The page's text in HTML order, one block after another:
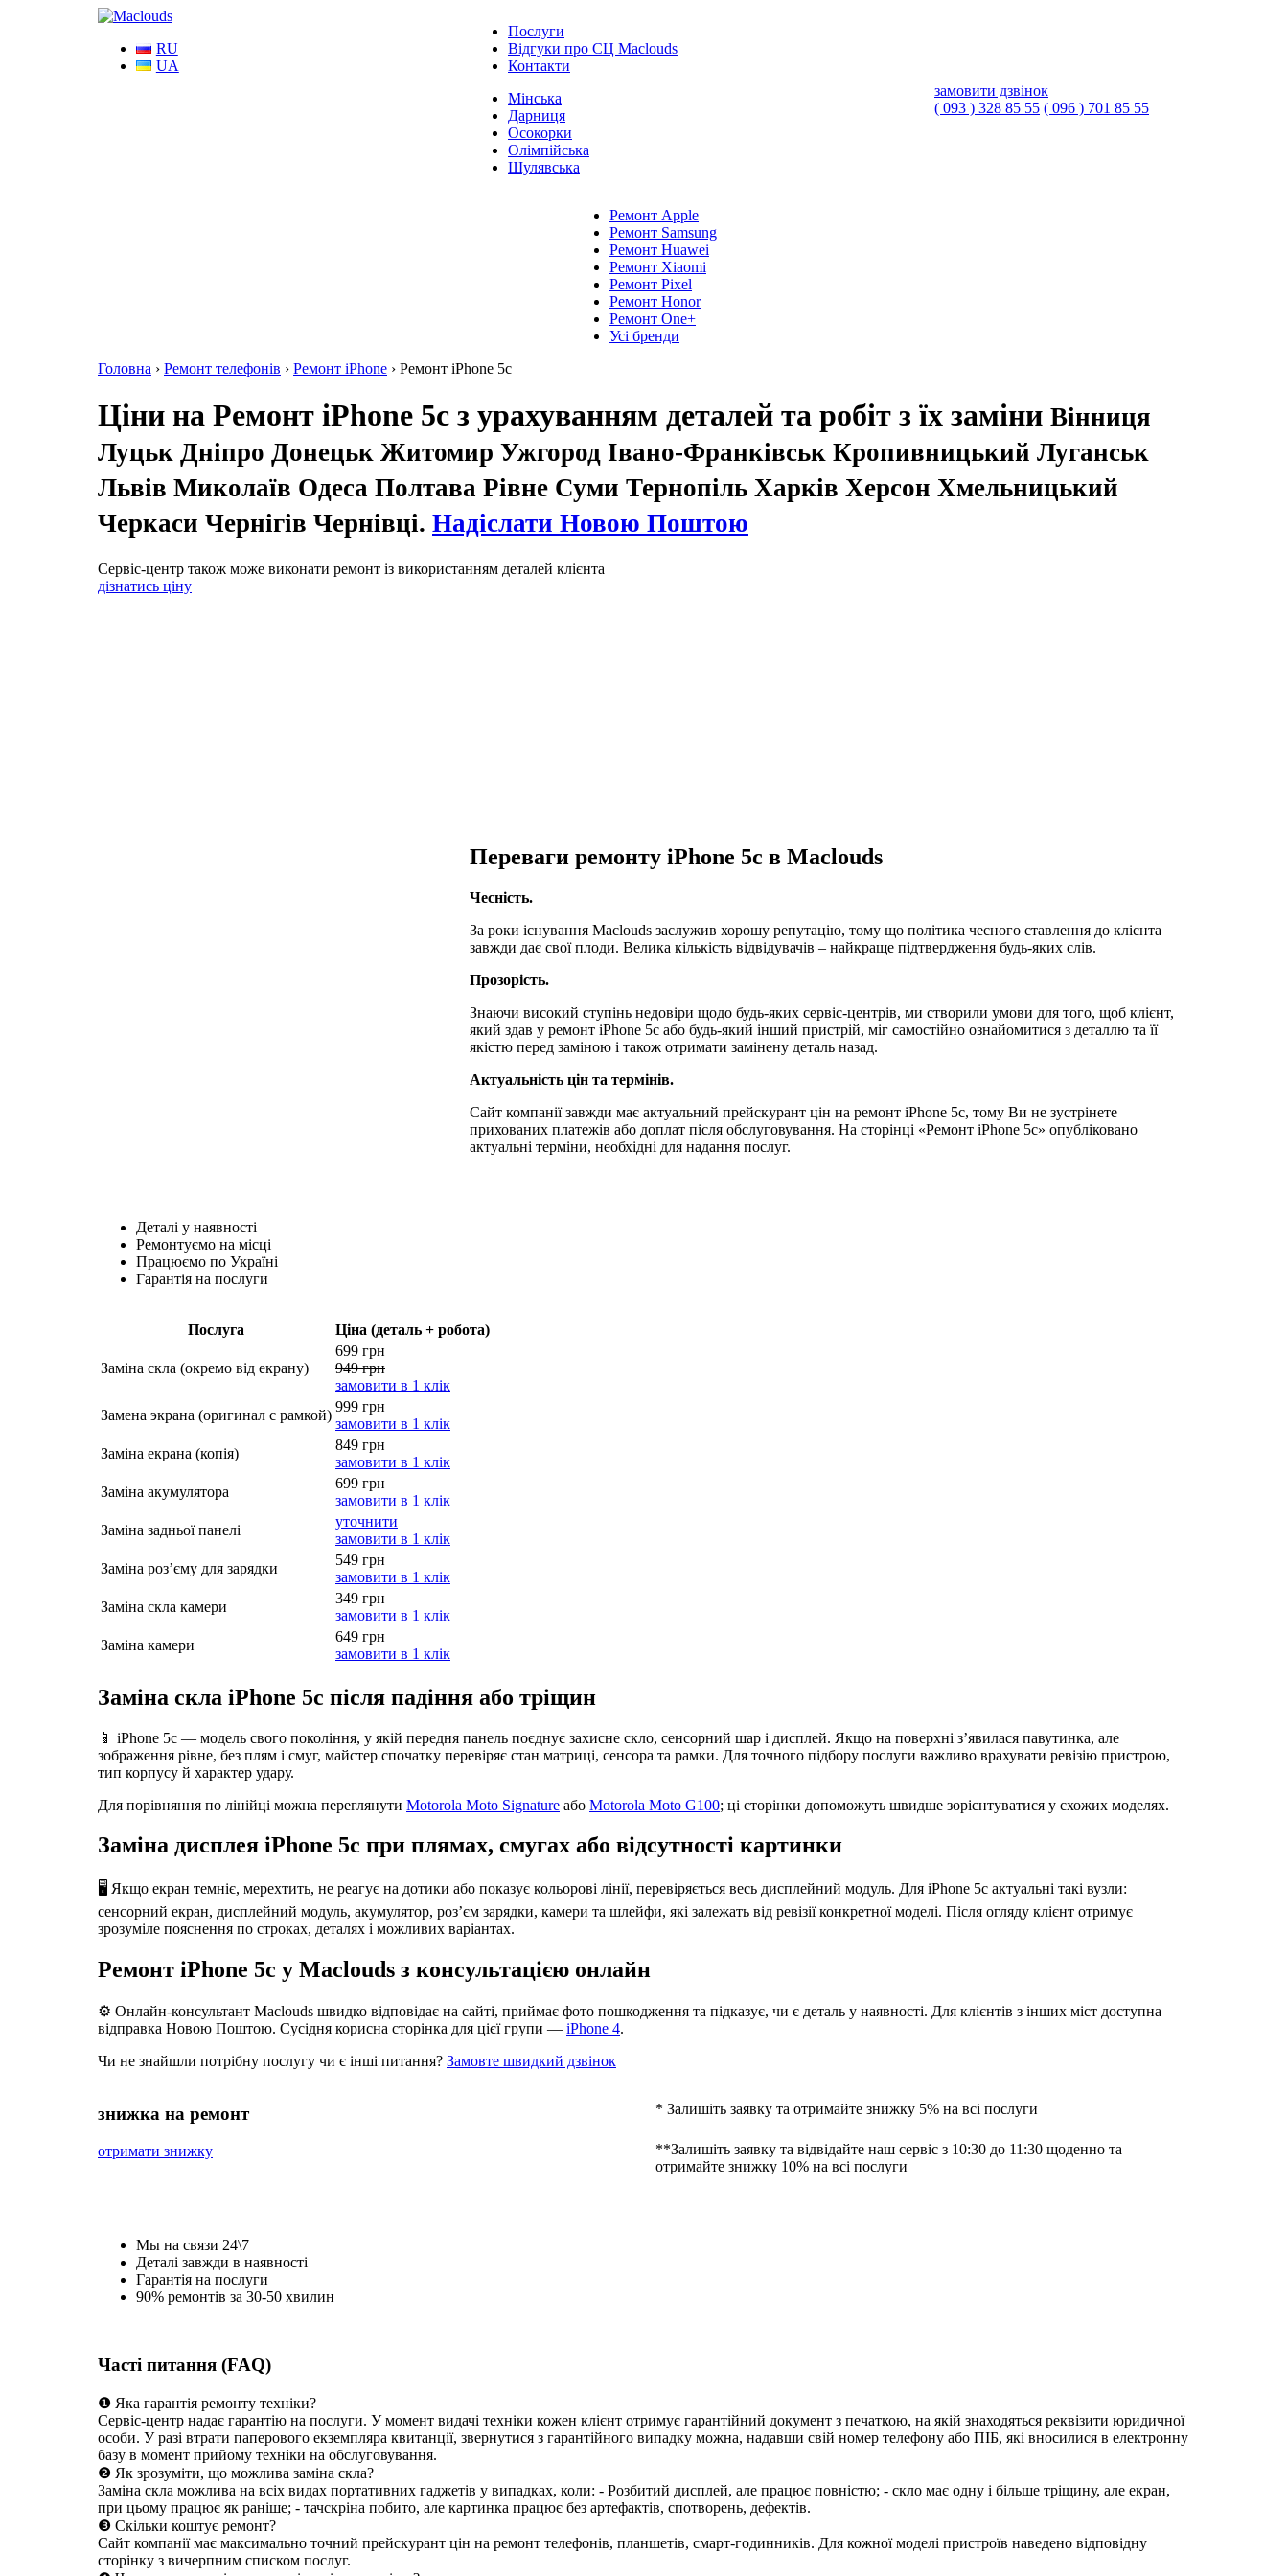
RU
UA
Послуги
Відгуки про СЦ Maclouds
Контакти
Мінська
Дарниця
Осокорки
Олімпійська
Шулявська
замовити дзвінок
( 093 ) 328 85 55 ( 096 ) 701 85 55
Ремонт Apple
Ремонт Samsung
Ремонт Huawei
Ремонт Xiaomi
Ремонт Pixel
Ремонт Honor
Ремонт One+
Усі бренди
Головна › Ремонт телефонів › Ремонт iPhone › Ремонт iPhone 5c
Ціни на Ремонт iPhone 5c з урахуванням деталей та робіт з їх заміни Вінниця
Луцьк Дніпро Донецьк Житомир Ужгород Івано-Франківськ Кропивницький Луганськ
Львів Миколаїв Одеса Полтава Рівне Суми Тернопіль Харків Херсон Хмельницький
Черкаси Чернігів Чернівці. Надіслати Новою Поштою
Сервіс-центр також може виконати ремонт із використанням деталей клієнта
дізнатись ціну
Переваги ремонту iPhone 5c в Maclouds
Чесність.
За роки існування Maclouds заслужив хорошу репутацію, тому що політика чесного ставлення до клієнта
завжди дає свої плоди. Велика кількість відвідувачів – найкраще підтвердження будь-яких слів.
Прозорість.
Знаючи високий ступінь недовіри щодо будь-яких сервіс-центрів, ми створили умови для того, щоб клієнт,
який здав у ремонт iPhone 5c або будь-який інший пристрій, міг самостійно ознайомитися з деталлю та її
якістю перед заміною і також отримати замінену деталь назад.
Актуальність цін та термінів.
Сайт компанії завжди має актуальний прейскурант цін на ремонт iPhone 5c, тому Ви не зустрінете
прихованих платежів або доплат після обслуговування. На сторінці «Ремонт iPhone 5c» опубліковано
актуальні терміни, необхідні для надання послуг.
Деталі у наявності
Ремонтуємо на місці
Працюємо по Україні
Гарантія на послуги
Послуга Ціна (деталь + робота)
Заміна скла (окремо від екрану)
699 грн
949 грн
замовити в 1 клік
Замена экрана (оригинал с рамкой)
999 грн
замовити в 1 клік
Заміна екрана (копія)
849 грн
замовити в 1 клік
Заміна акумулятора
699 грн
замовити в 1 клік
Заміна задньої панелі
уточнити
замовити в 1 клік
Заміна роз’єму для зарядки
549 грн
замовити в 1 клік
Заміна скла камери
349 грн
замовити в 1 клік
Заміна камери
649 грн
замовити в 1 клік
Заміна скла iPhone 5c після падіння або тріщин
📱 iPhone 5c — модель свого покоління, у якій передня панель поєднує захисне скло, сенсорний шар і дисплей. Якщо на поверхні з’явилася павутинка, але
зображення рівне, без плям і смуг, майстер спочатку перевіряє стан матриці, сенсора та рамки. Для точного підбору послуги важливо врахувати ревізію пристрою,
тип корпусу й характер удару.
Для порівняння по лінійці можна переглянути Motorola Moto Signature або Motorola Moto G100; ці сторінки допоможуть швидше зорієнтуватися у схожих моделях.
Заміна дисплея iPhone 5c при плямах, смугах або відсутності картинки
🖥️ Якщо екран темніє, мерехтить, не реагує на дотики або показує кольорові лінії, перевіряється весь дисплейний модуль. Для iPhone 5c актуальні такі вузли:
сенсорний екран, дисплейний модуль, акумулятор, роз’єм зарядки, камери та шлейфи, які залежать від ревізії конкретної моделі. Після огляду клієнт отримує
зрозуміле пояснення по строках, деталях і можливих варіантах.
Ремонт iPhone 5c у Maclouds з консультацією онлайн
⚙️ Онлайн-консультант Maclouds швидко відповідає на сайті, приймає фото пошкодження та підказує, чи є деталь у наявності. Для клієнтів з інших міст доступна
відправка Новою Поштою. Сусідня корисна сторінка для цієї групи — iPhone 4.
Чи не знайшли потрібну послугу чи є інші питання? Замовте швидкий дзвінок
знижка на ремонт
отримати знижку
* Залишіть заявку та отримайте знижку 5% на всі послуги
**Залишіть заявку та відвідайте наш сервіс з 10:30 до 11:30 щоденно та
отримайте знижку 10% на всі послуги
Мы на связи 24\7
Деталі завжди в наявності
Гарантія на послуги
90% ремонтів за 30-50 хвилин
Часті питання (FAQ)
❶ Яка гарантія ремонту техніки?
Сервіс-центр надає гарантію на послуги. У момент видачі техніки кожен клієнт отримує гарантійний документ з печаткою, на якій знаходяться реквізити юридичної
особи. У разі втрати паперового екземпляра квитанції, звернутися з гарантійного випадку можна, надавши свій номер телефону або ПІБ, які вносилися в електронну
базу в момент прийому техніки на обслуговування.
❷ Як зрозуміти, що можлива заміна скла?
Заміна скла можлива на всіх видах портативних гаджетів у випадках, коли: - Розбитий дисплей, але працює повністю; - скло має одну і більше тріщину, але екран,
при цьому працює як раніше; - тачскріна побито, але картинка працює без артефактів, спотворень, дефектів.
❸ Скільки коштує ремонт?
Сайт компанії має максимально точний прейскурант цін на ремонт телефонів, планшетів, смарт-годинників. Для кожної моделі пристроїв наведено відповідну
сторінку з вичерпним списком послуг.